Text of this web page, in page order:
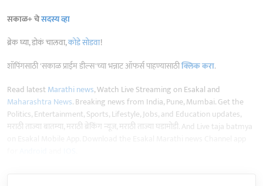
सकाळ+ चेसदस्य व्हा
ब्रेक घ्या, डोकं चालवा,कोडे सोडवा!
शॉपिंगसाठी 'सकाळ प्राईम डील्स'च्या भन्नाट ऑफर्स पाहण्यासाठीक्लिक करा.
Read latestMarathi news, Watch Live Streaming on Esakal and
Maharashtra News. Breaking news from India, Pune, Mumbai. Get the
Politics, Entertainment, Sports, Lifestyle, Jobs, and Education updates,
मराठी ताज्या बातम्या, मराठी ब्रेकिंग न्यूज, मराठी ताज्या घडामोडी. And Live taja batmya